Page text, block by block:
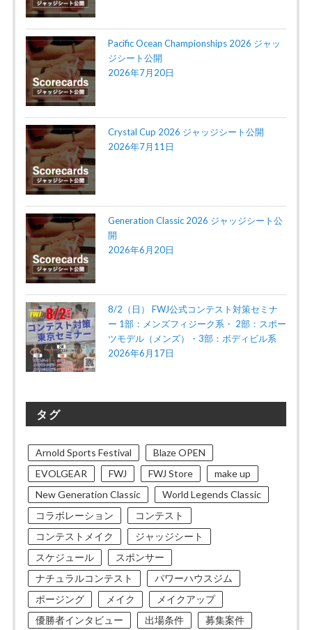
Pacific Ocean Championships 2026 ジャッ
ジシート公開
2026年7月20日
Crystal Cup 2026 ジャッジシート公開
2026年7月11日
Generation Classic 2026 ジャッジシート公
開
2026年6月20日
8/2（日） FWJ公式コンテスト対策セミナ
ー 1部：メンズフィジーク系・ 2部：スポー
ツモデル（メンズ）・3部：ボディビル系
2026年6月17日
タグ
Arnold Sports Festival
Blaze OPEN
EVOLGEAR
FWJ FWJ Store
make up
New Generation Classic
World Legends Classic
コラボレーション
コンテスト
コンテストメイク
ジャッジシート
スケジュール
スポンサー
ナチュラルコンテスト
パワーハウスジム
ポージング
メイク
メイクアップ
優勝者インタビュー
出場条件
募集案件